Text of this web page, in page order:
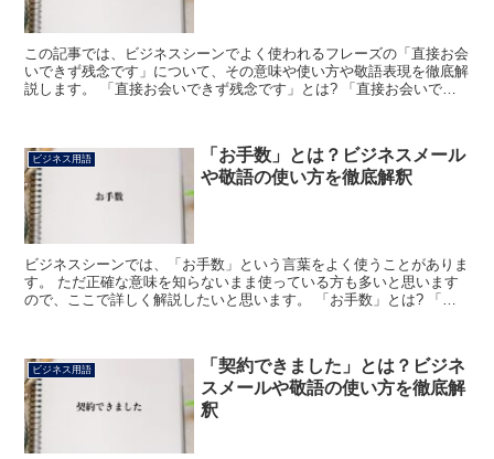
この記事では、ビジネスシーンでよく使われるフレーズの「直接お会
いできず残念です」について、その意味や使い方や敬語表現を徹底解
説します。 「直接お会いできず残念です」とは? 「直接お会いでき
ビジネス用語
「お手数」とは？ビジネスメール
や敬語の使い方を徹底解釈
ビジネスシーンでは、「お手数」という言葉をよく使うことがありま
す。 ただ正確な意味を知らないまま使っている方も多いと思います
ので、ここで詳しく解説したいと思います。 「お手数」とは? 「お
ビジネス用語
「契約できました」とは？ビジネ
スメールや敬語の使い方を徹底解
釈